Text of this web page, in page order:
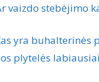
vaizdo stebėjimo
yra buhalterinės
plytelės